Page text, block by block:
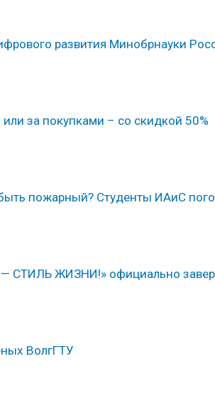
развития Минобрнауки
или за покупками – со скидкой 50%
пожарный? Студенты ИАиС
СТИЛЬ ЖИЗНИ!» официально
ВолгГТУ